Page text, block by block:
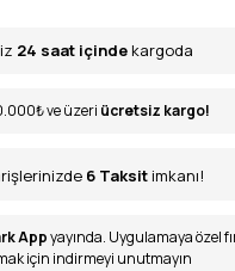
24 saat içinde kargoda
₺ve üzeri ücretsiz kargo!
6 Taksit imkanı!
Appyayında. Uygulamaya özel
için indirmeyi unutmayın